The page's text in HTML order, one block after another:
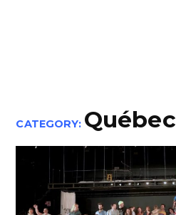
CATEGORY: Québec